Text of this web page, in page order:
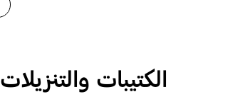
الكتيبات والتنزيلات